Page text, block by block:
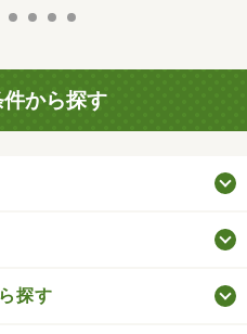
から探す
探す